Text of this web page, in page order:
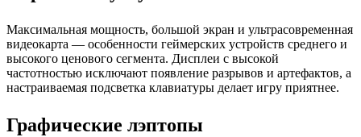
Максимальная мощность, большой экран и ультрасовременная
видеокарта — особенности геймерских устройств среднего и
высокого ценового сегмента. Дисплеи с высокой
частотностью исключают появление разрывов и артефактов, а
настраиваемая подсветка клавиатуры делает игру приятнее.
Графические лэптопы